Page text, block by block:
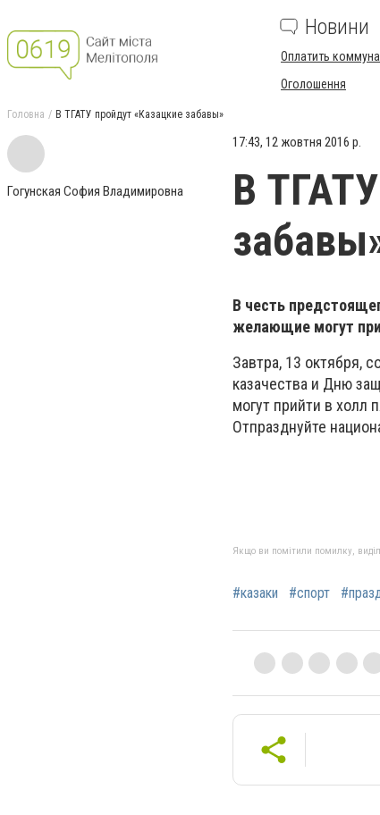
Новини
Оплатить
Оголошення
Головна В ТГАТУ пройдут «Казацкие забавы»
Гогунская София Владимировна
17:43, 12 жовтня 2016 р.
В
В честь
желающие могут
Завтра, 13 октября,
казачества и Дню
могут прийти в холл
Отпразднуйте
Якщо ви помітили помилку,
#казаки #спорт